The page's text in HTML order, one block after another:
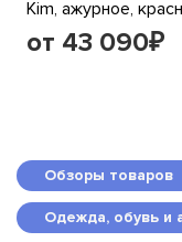
Kim, ажурное,
от 43 090₽
Обзоры товаров
Одежда, обувь и